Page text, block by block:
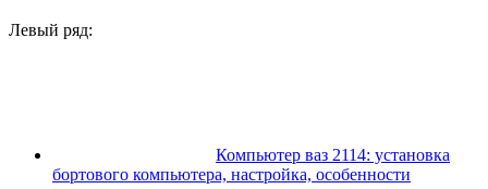
Лeвый ряд:
Компьютер ваз 2114: установка
бортового компьютера, настройка, особенности